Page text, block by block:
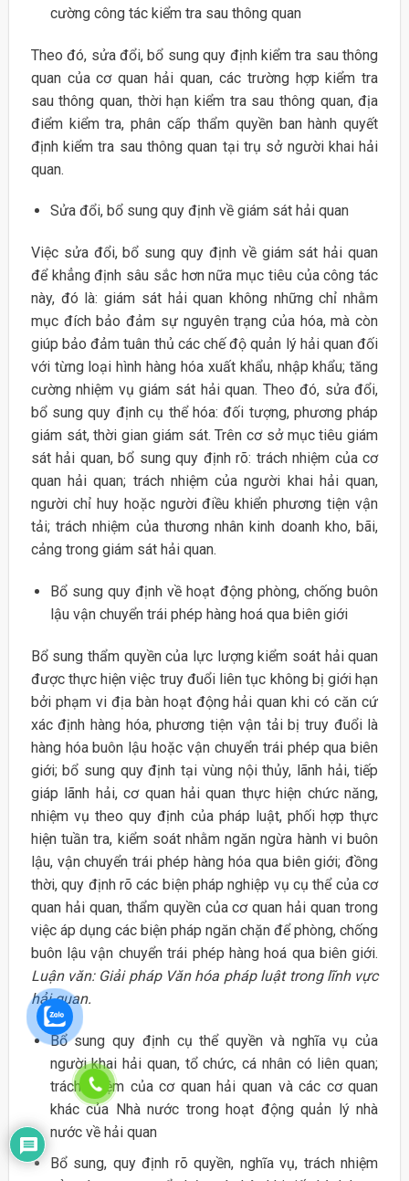
cường công tác kiểm tra sau thông quan
Theo đó, sửa đổi, bổ sung quy định kiểm tra sau thông
quan của cơ quan hải quan, các trường hợp kiểm tra
sau thông quan, thời hạn kiểm tra sau thông quan, địa
điểm kiểm tra, phân cấp thẩm quyền ban hành quyết
định kiểm tra sau thông quan tại trụ sở người khai hải
quan.
Sửa đổi, bổ sung quy định về giám sát hải quan
Việc sửa đổi, bổ sung quy định về giám sát hải quan
để khẳng định sâu sắc hơn nữa mục tiêu của công tác
này, đó là: giám sát hải quan không những chỉ nhằm
mục đích bảo đảm sự nguyên trạng của hóa, mà còn
giúp bảo đảm tuân thủ các chế độ quản lý hải quan đối
với từng loại hình hàng hóa xuất khẩu, nhập khẩu; tăng
cường nhiệm vụ giám sát hải quan. Theo đó, sửa đổi,
bổ sung quy định cụ thể hóa: đối tượng, phương pháp
giám sát, thời gian giám sát. Trên cơ sở mục tiêu giám
sát hải quan, bổ sung quy định rõ: trách nhiệm của cơ
quan hải quan; trách nhiệm của người khai hải quan,
người chỉ huy hoặc người điều khiển phương tiện vận
tải; trách nhiệm của thương nhân kinh doanh kho, bãi,
cảng trong giám sát hải quan.
Bổ sung quy định về hoạt động phòng, chống buôn
lậu vận chuyển trái phép hàng hoá qua biên giới
Bổ sung thẩm quyền của lực lượng kiểm soát hải quan
được thực hiện việc truy đuổi liên tục không bị giới hạn
bởi phạm vi địa bàn hoạt động hải quan khi có căn cứ
xác định hàng hóa, phương tiện vận tải bị truy đuổi là
hàng hóa buôn lậu hoặc vận chuyển trái phép qua biên
giới; bổ sung quy định tại vùng nội thủy, lãnh hải, tiếp
giáp lãnh hải, cơ quan hải quan thực hiện chức năng,
nhiệm vụ theo quy định của pháp luật, phối hợp thực
hiện tuần tra, kiểm soát nhằm ngăn ngừa hành vi buôn
lậu, vận chuyển trái phép hàng hóa qua biên giới; đồng
thời, quy định rõ các biện pháp nghiệp vụ cụ thể của cơ
quan hải quan, thẩm quyền của cơ quan hải quan trong
việc áp dụng các biện pháp ngăn chặn để phòng, chống
buôn lậu vận chuyển trái phép hàng hoá qua biên giới.
Luận văn: Giải pháp Văn hóa pháp luật trong lĩnh vực
hải quan.
Bổ sung quy định cụ thể quyền và nghĩa vụ của
người khai hải quan, tổ chức, cá nhân có liên quan;
trách nhiệm của cơ quan hải quan và các cơ quan
khác của Nhà nước trong hoạt động quản lý nhà
nước về hải quan
Bổ sung, quy định rõ quyền, nghĩa vụ, trách nhiệm